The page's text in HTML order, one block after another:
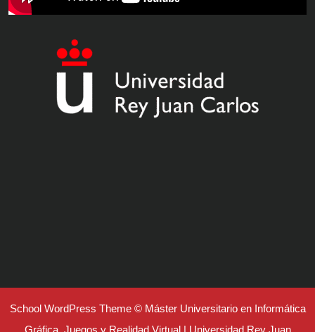
School WordPress Theme © Máster Universitario en Informática
Gráfica, Juegos y Realidad Virtual | Universidad Rey Juan